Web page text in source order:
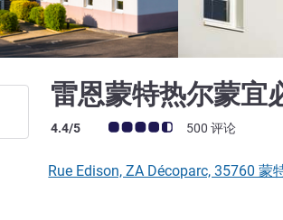
雷恩蒙特热尔蒙宜
客户意见评级 (ALL 评级)
4.4/5 500 评论
Rue Edison, ZA Décoparc, 35760 蒙